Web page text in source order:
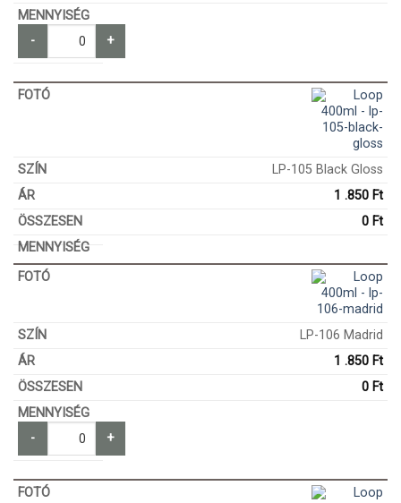
- +
LP-105 Black Gloss
1 .850 Ft
0 Ft
LP-106 Madrid
1 .850 Ft
0 Ft
- +